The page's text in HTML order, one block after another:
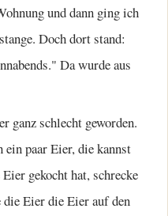
und dann ging ich
Doch dort stand:
Da wurde aus
ganz schlecht geworden.
paar Eier, die kannst
gekocht hat, schrecke
Eier die Eier auf den